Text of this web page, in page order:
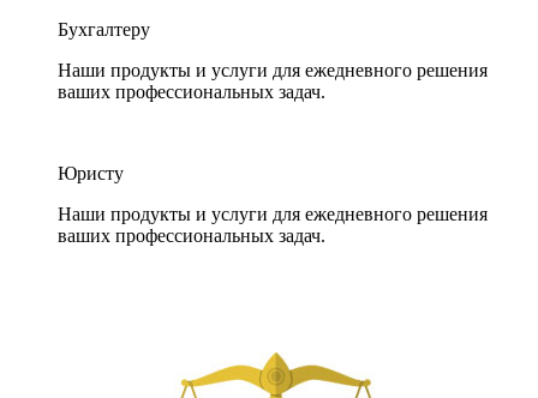
Бухгалтеру
Наши продукты и услуги для ежедневного решения
ваших профессиональных задач.
Юристу
Наши продукты и услуги для ежедневного решения
ваших профессиональных задач.